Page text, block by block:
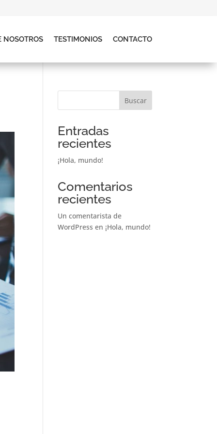
NOSOTROS TESTIMONIOS CONTACTO
Buscar
Entradas
recientes
¡Hola, mundo!
Comentarios
recientes
Un comentarista de
WordPress en ¡Hola, mundo!